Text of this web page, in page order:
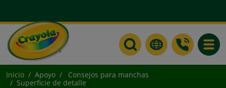
Inicio Apoyo
Consejos para manchas
Superficie de detalle